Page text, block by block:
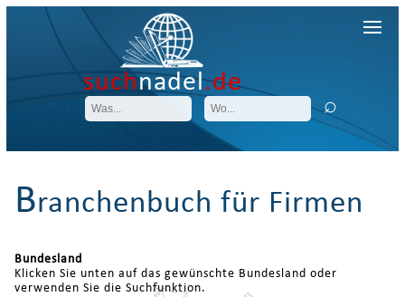
suchnadel.de
Branchenbuch für Firmen
Bundesland
Klicken Sie unten auf das gewünschte Bundesland oder
verwenden Sie die Suchfunktion.